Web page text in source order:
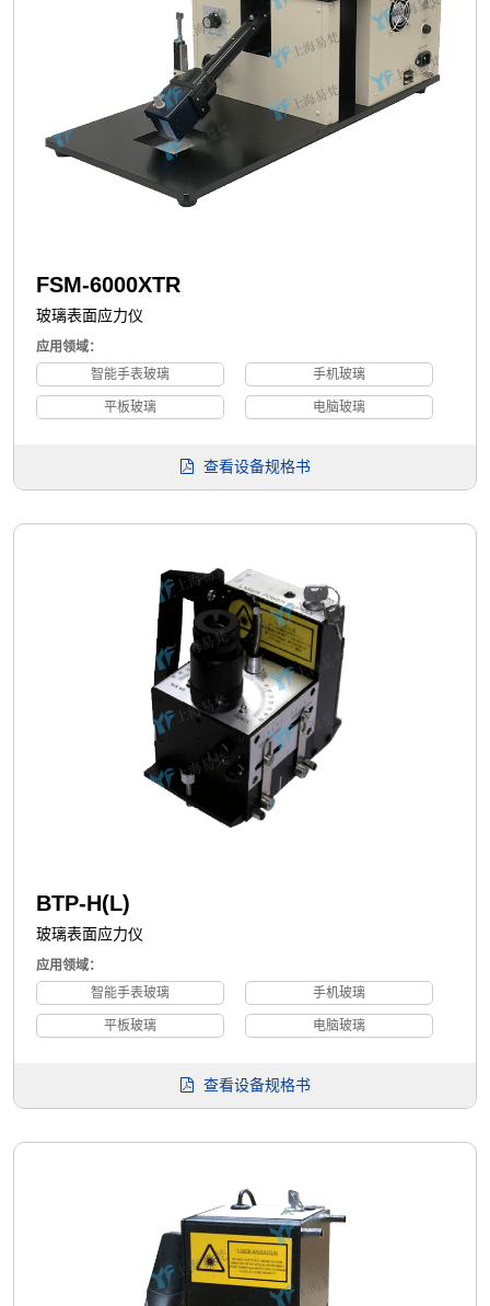
FSM-6000XTR
玻璃表面应力仪
应用领域：
智能手表玻璃
手机玻璃
平板玻璃 电脑玻璃
查看设备规格书
BTP-H(L)
玻璃表面应力仪
应用领域：
智能手表玻璃
手机玻璃
平板玻璃 电脑玻璃
查看设备规格书